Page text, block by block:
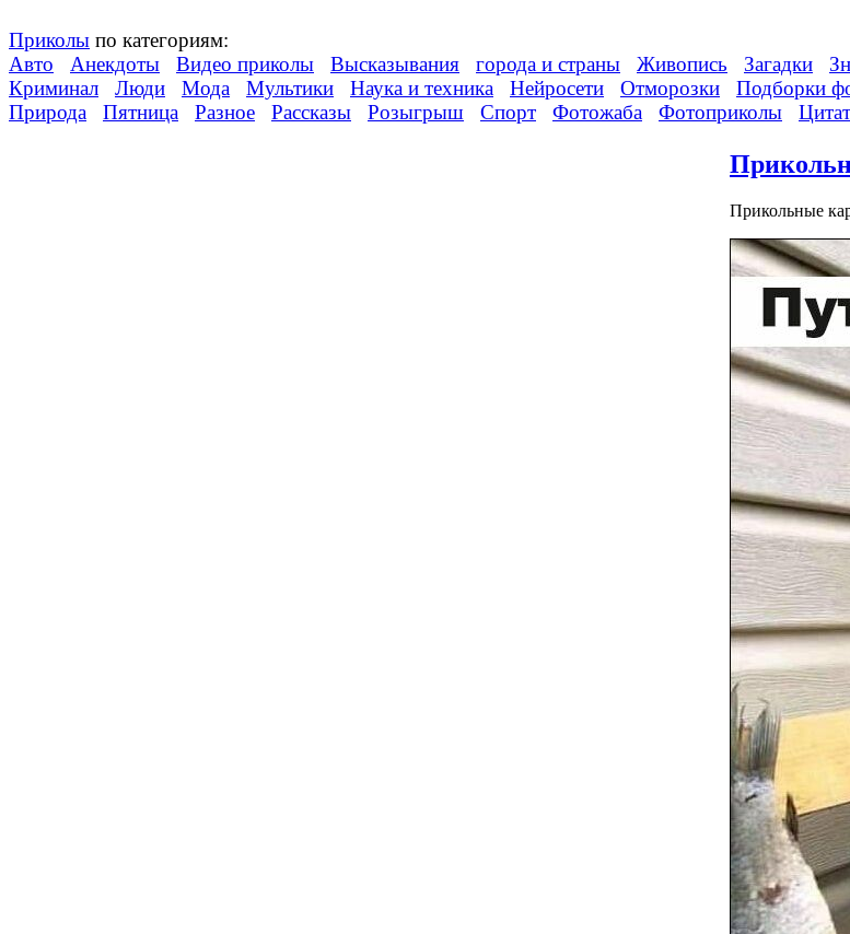
Приколы по категориям:
Авто
Анекдоты Видео приколы Высказывания города и страны Живопись Загадки
Криминал
Люди Мода Мультики Наука и техника Нейросети Отморозки Подборки
Природа
Пятница Разное Рассказы Розыгрыш Спорт Фотожаба Фотоприколы
Прикольные